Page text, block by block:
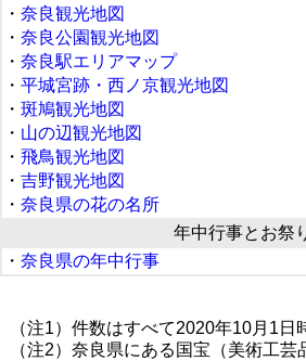
・ 奈良観光地図
・ 奈良公園観光地図
・ 奈良駅エリアマップ
・ 平城宮跡・西ノ京観光地図
・ 斑鳩観光地図
・ 山の辺観光地図
・ 飛鳥観光地図
・ 吉野観光地図
・ 奈良県の花の名所
年中行事とお祭
・ 奈良県の年中行事
（注1）件数はすべて2020年10月1日
（注2）奈良県にある国宝（美術工芸